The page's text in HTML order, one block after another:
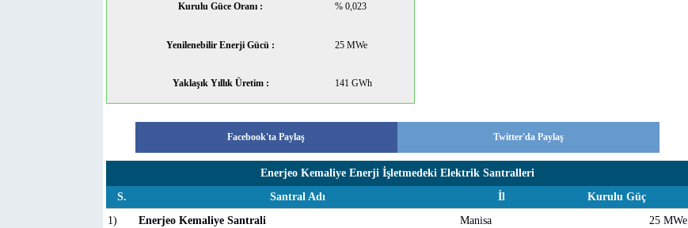
Kurulu Güce Oranı : % 0,023
Yenilenebilir Enerji Gücü : 25 MWe
Yaklaşık Yıllık Üretim : 141 GWh
Facebook'ta Paylaş Twitter'da Paylaş
Enerjeo Kemaliye Enerji İşletmedeki Elektrik Santralleri
S.
Santral Adı İl
Kurulu Güç
1)
Enerjeo Kemaliye Santrali Manisa 25 MWe